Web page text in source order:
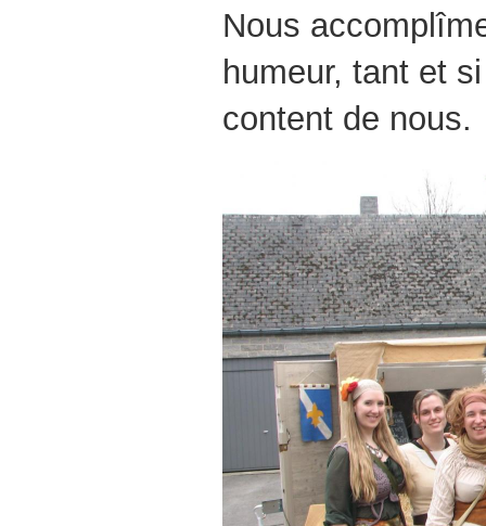
Nous
humeur, tant et
content de nous.